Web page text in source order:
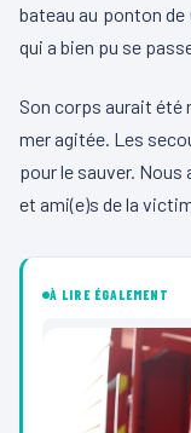
bateau au ponton de
qui a bien pu se
Son corps aurait été
mer agitée. Les
pour le sauver. Nous
et ami(e)s dela
À LIRE ÉGALEMENT